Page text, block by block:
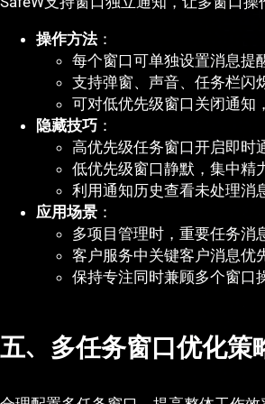
操作方法：
每个窗口可单独设置消息提
支持弹窗、声音、任务栏闪
可对低优先级窗口关闭通知
隐藏技巧 ：
高优先级任务窗口开启即时
低优先级窗口静默，集中精
利用通知历史查看未处理消
应用场景 ：
多项目管理时，重要任务消
客户服务中关键客户消息优
保持专注同时兼顾多个窗口
五、多任务窗口优化策